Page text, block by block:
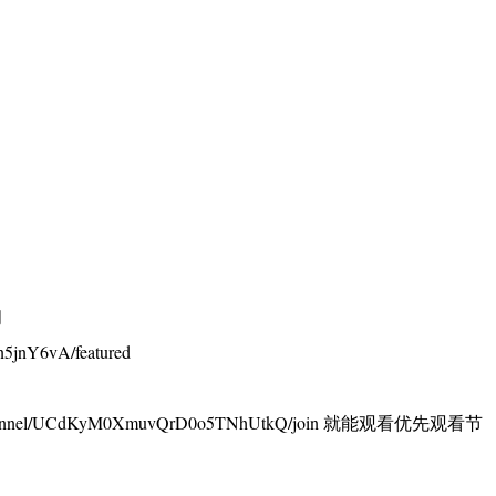
featured
UCdKyM0XmuvQrD0o5TNhUtkQ/join 就能观看优先观看节